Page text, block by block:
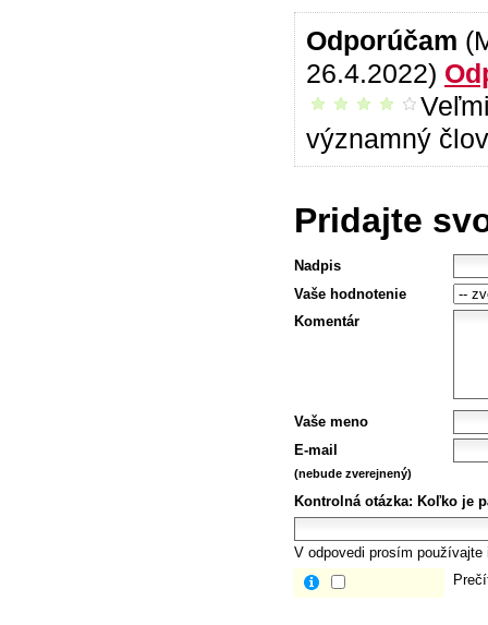
Odporúčam
26.4.2022)
príjemné čítanie
významný
Pridajte
Nadpis
Vaše hodnotenie
Komentár
Vaše meno
E-mail
(nebude zverejnený)
Kontrolná otázka: Koľko je
V odpovedi prosím